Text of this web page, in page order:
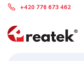
+420 776 673 462